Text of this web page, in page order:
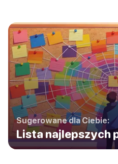
Sugerowane dla Ciebie:
Lista najlepszych